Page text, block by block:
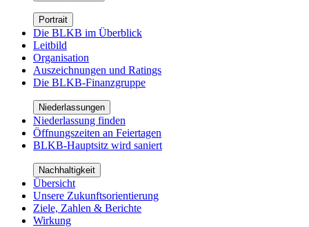
Portrait
Die BLKB im Überblick
Leitbild
Organisation
Auszeichnungen und Ratings
Die BLKB-Finanzgruppe
Niederlassungen
Niederlassung finden
Öffnungszeiten an Feiertagen
BLKB-Hauptsitz wird saniert
Nachhaltigkeit
Übersicht
Unsere Zukunftsorientierung
Ziele, Zahlen & Berichte
Wirkung